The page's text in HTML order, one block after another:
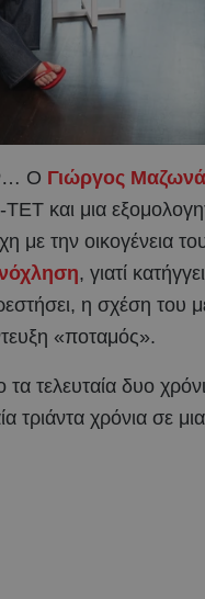
Ο Γιώργος
και μια
με την οικογένεια
, γιατί
η σχέση του
«ποταμός».
τελευταία δυο
τριάντα χρόνια σε